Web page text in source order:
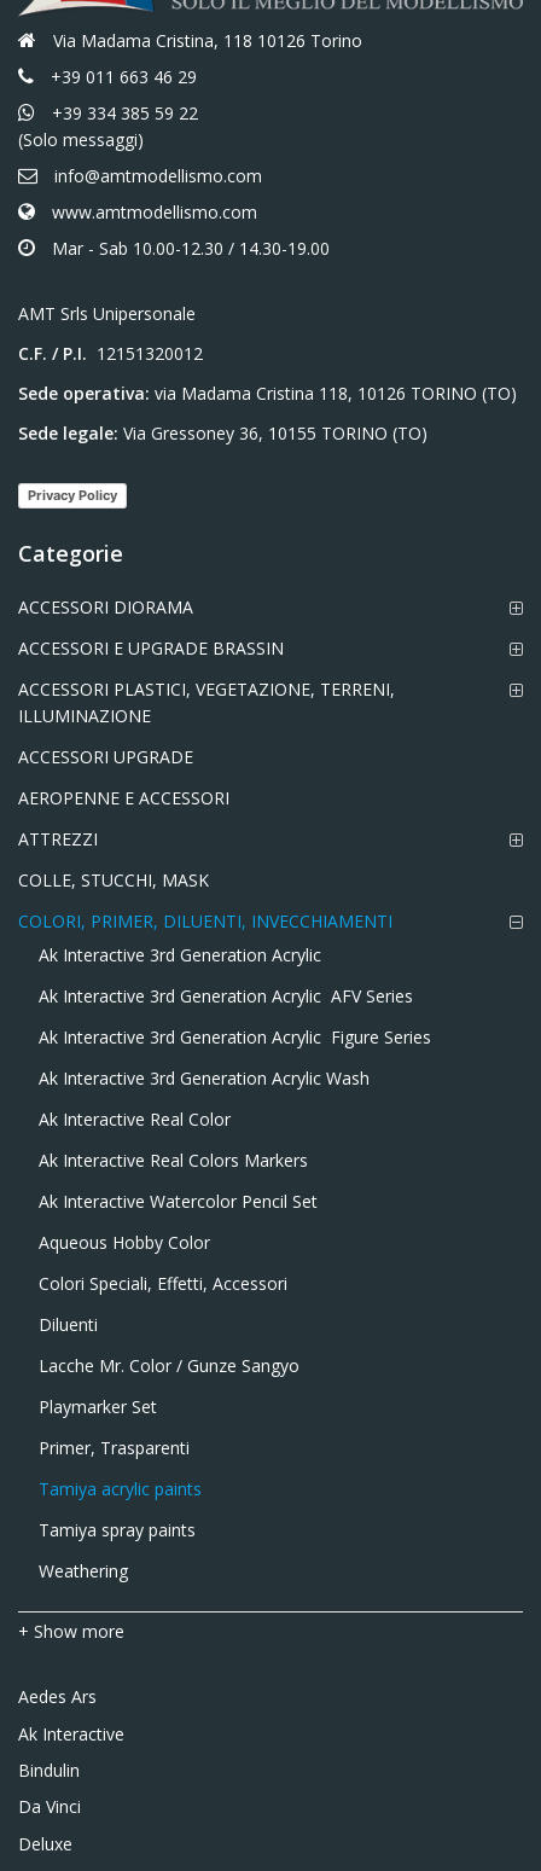
Via Madama Cristina, 118 10126 Torino
+39 011 663 46 29
+39 334 385 59 22
(Solo messaggi)
info@amtmodellismo.com
www.amtmodellismo.com
Mar - Sab 10.00-12.30 / 14.30-19.00
AMT Srls Unipersonale
C.F. / P.I. 12151320012
Sede operativa: via Madama Cristina 118, 10126 TORINO (TO)
Sede legale: Via Gressoney 36, 10155 TORINO (TO)
Privacy Policy
Categorie
ACCESSORI DIORAMA
ACCESSORI E UPGRADE BRASSIN
ACCESSORI PLASTICI, VEGETAZIONE, TERRENI,
ILLUMINAZIONE
ACCESSORI UPGRADE
AEROPENNE E ACCESSORI
ATTREZZI
COLLE, STUCCHI, MASK
COLORI, PRIMER, DILUENTI, INVECCHIAMENTI
Ak Interactive 3rd Generation Acrylic
Ak Interactive 3rd Generation Acrylic  AFV Series
Ak Interactive 3rd Generation Acrylic  Figure Series
Ak Interactive 3rd Generation Acrylic Wash
Ak Interactive Real Color
Ak Interactive Real Colors Markers
Ak Interactive Watercolor Pencil Set
Aqueous Hobby Color
Colori Speciali, Effetti, Accessori
Diluenti
Lacche Mr. Color / Gunze Sangyo
Playmarker Set
Primer, Trasparenti
Tamiya acrylic paints
Tamiya spray paints
Weathering
+ Show more
Aedes Ars
Ak Interactive
Bindulin
Da Vinci
Deluxe